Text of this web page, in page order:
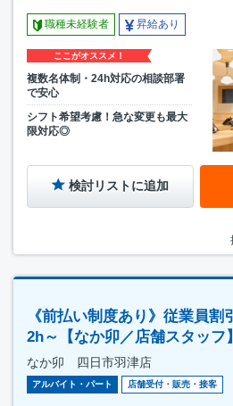
職種未経験者 昇給あり
ここがオススメ！
複数名体制・24h対応の相談部署
で安心
シフト希望考慮！急な変更も最大
限対応◎
検討リストに追加
《前払い制度あり》従業員割
2h～【なか卯／店舗スタッフ
なか卯 四日市羽津店
アルバイト・パート 店舗受付・販売・接客